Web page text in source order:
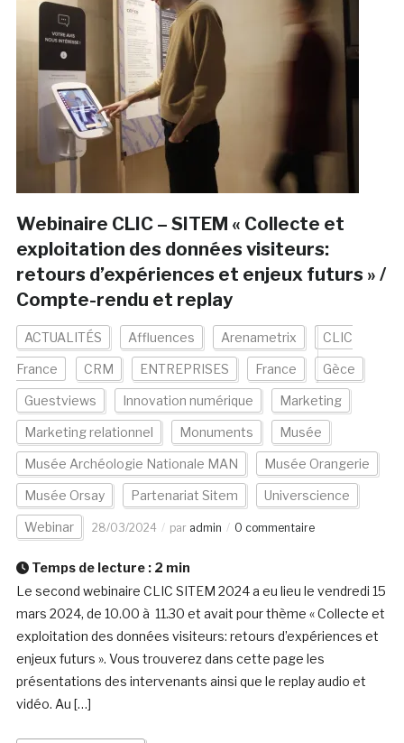
Webinaire CLIC – SITEM « Collecte et
exploitation des données visiteurs:
retours d’expériences et enjeux futurs » /
Compte-rendu et replay
ACTUALITÉS Affluences Arenametrix CLIC
France CRM ENTREPRISES France Gèce
Guestviews Innovation numérique Marketing
Marketing relationnel Monuments Musée
Musée Archéologie Nationale MAN Musée Orangerie
Musée Orsay Partenariat Sitem Universcience
Webinar 28/03/2024 par admin 0 commentaire
Temps de lecture : 2 min
Le second webinaire CLIC SITEM 2024 a eu lieu le vendredi 15
mars 2024, de 10.00 à 11.30 et avait pour thème « Collecte et
exploitation des données visiteurs: retours d’expériences et
enjeux futurs ». Vous trouverez dans cette page les
présentations des intervenants ainsi que le replay audio et
vidéo. Au […]